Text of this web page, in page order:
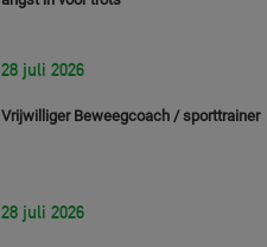
28 juli 2026
Vrijwilliger Beweegcoach / sporttrainer
28 juli 2026